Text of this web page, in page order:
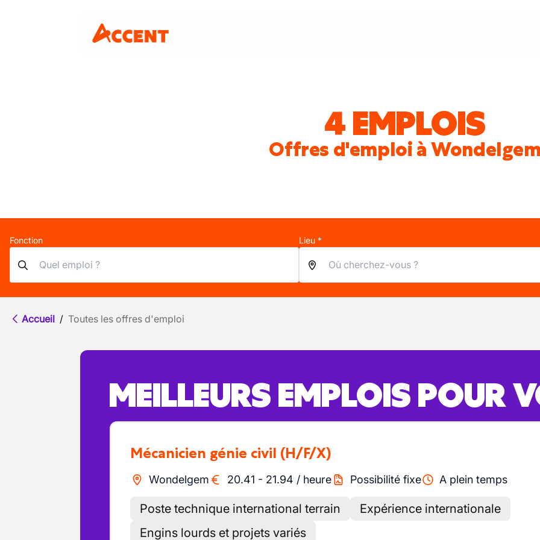
4 EMPLOIS
Offres d'emploi à
Fonction Lieu *
Accueil / Toutes les offres d'emploi
MEILLEURS EMPLOIS POUR
Mécanicien génie civil (H/F/X)
Wondelgem 20.41 - 21.94 / heure Possibilité fixe A plein temps
Poste technique international terrain
Expérience internationale
Engins lourds et projets variés